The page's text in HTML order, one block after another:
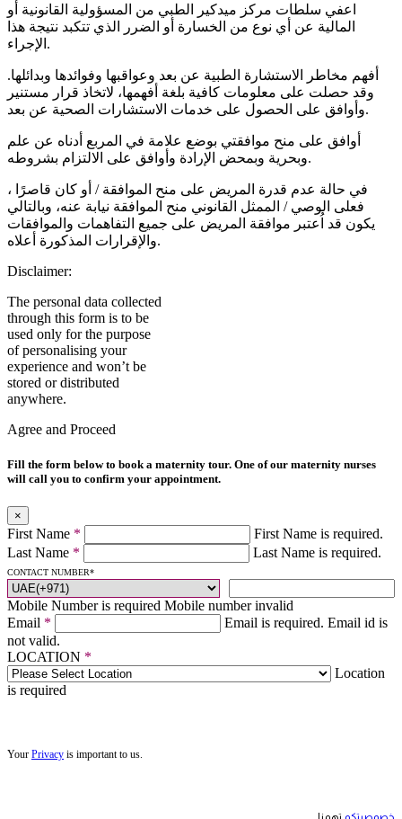
اعفي سلطات مركز ميدكير الطبي من المسؤولية القانونية أو
المالية عن أي نوع من الخسارة أو الضرر الذي تتكبد نتيجة هذا
الإجراء.
أفهم مخاطر الاستشارة الطبية عن بعد وعواقبها وفوائدها وبدائلها.
وقد حصلت على معلومات كافية بلغة أفهمها، لاتخاذ قرار مستنير
وأوافق على الحصول على خدمات الاستشارات الصحية عن بعد.
أوافق على منح موافقتي بوضع علامة في المربع أدناه عن علم
وبحرية وبمحض الإرادة وأوافق على الالتزام بشروطه.
في حالة عدم قدرة المريض على منح الموافقة / أو كان قاصرًا ،
فعلى الوصي / الممثل القانوني منح الموافقة نيابة عنه، وبالتالي
يكون قد اُعتبر موافقة المريض على جميع التفاهمات والموافقات
والإقرارات المذكورة أعلاه.
Disclaimer:
The personal data collected
through this form is to be
used only for the purpose
of personalising your
experience and won’t be
stored or distributed
anywhere.
Agree and Proceed
Fill the form below to book a maternity tour. One of our maternity nurses
will call you to confirm your appointment.
×
First Name *
First Name is required.
Last Name * Last Name is required.
CONTACT NUMBER*
Mobile Number is required Mobile number invalid
Email * Email is required. Email id is
not valid.
LOCATION *
Location
is required
Your Privacy is important to us.